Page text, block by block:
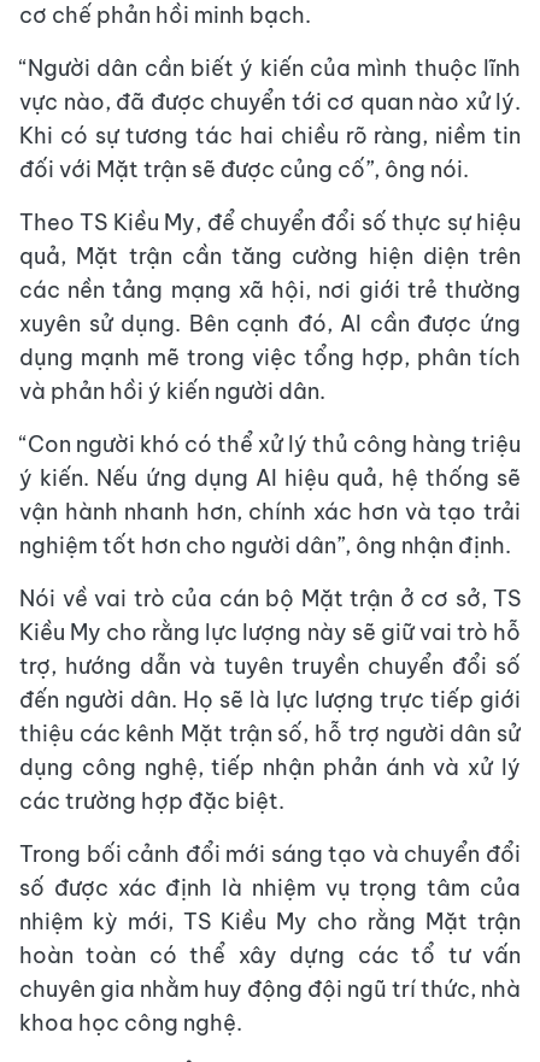
cơ chế phản hồi minh bạch.
“Người dân cần biết ý kiến của mình thuộc lĩnh
vực nào, đã được chuyển tới cơ quan nào xử lý.
Khi có sự tương tác hai chiều rõ ràng, niềm tin
đối với Mặt trận sẽ được củng cố”, ông nói.
Theo TS Kiều My, để chuyển đổi số thực sự hiệu
quả, Mặt trận cần tăng cường hiện diện trên
các nền tảng mạng xã hội, nơi giới trẻ thường
xuyên sử dụng. Bên cạnh đó, AI cần được ứng
dụng mạnh mẽ trong việc tổng hợp, phân tích
và phản hồi ý kiến người dân.
“Con người khó có thể xử lý thủ công hàng triệu
ý kiến. Nếu ứng dụng AI hiệu quả, hệ thống sẽ
vận hành nhanh hơn, chính xác hơn và tạo trải
nghiệm tốt hơn cho người dân”, ông nhận định.
Nói về vai trò của cán bộ Mặt trận ở cơ sở, TS
Kiều My cho rằng lực lượng này sẽ giữ vai trò hỗ
trợ, hướng dẫn và tuyên truyền chuyển đổi số
đến người dân. Họ sẽ là lực lượng trực tiếp giới
thiệu các kênh Mặt trận số, hỗ trợ người dân sử
dụng công nghệ, tiếp nhận phản ánh và xử lý
các trường hợp đặc biệt.
Trong bối cảnh đổi mới sáng tạo và chuyển đổi
số được xác định là nhiệm vụ trọng tâm của
nhiệm kỳ mới, TS Kiều My cho rằng Mặt trận
hoàn toàn có thể xây dựng các tổ tư vấn
chuyên gia nhằm huy động đội ngũ trí thức, nhà
khoa học công nghệ.